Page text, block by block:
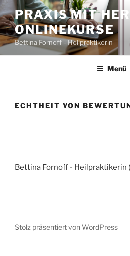
Zum
Inhalt
springen
PRAXIS MIT
ONLINEKURSE
Bettina Fornoff – Heilpraktikerin
Menü
ECHTHEIT VON
Bettina Fornoff - Heilpraktikerin
Stolz präsentiert von WordPress